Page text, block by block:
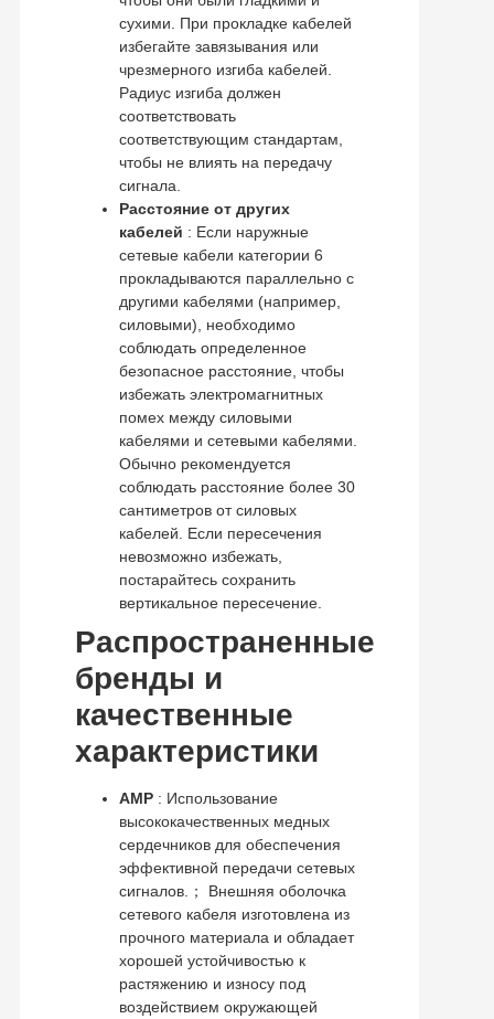
сухими. При прокладке кабелей
избегайте завязывания или
чрезмерного изгиба кабелей.
Радиус изгиба должен
соответствовать
соответствующим стандартам,
чтобы не влиять на передачу
сигнала.
Расстояние от других
кабелей : Если наружные
сетевые кабели категории 6
прокладываются параллельно с
другими кабелями (например,
силовыми), необходимо
соблюдать определенное
безопасное расстояние, чтобы
избежать электромагнитных
помех между силовыми
кабелями и сетевыми кабелями.
Обычно рекомендуется
соблюдать расстояние более 30
сантиметров от силовых
кабелей. Если пересечения
невозможно избежать,
постарайтесь сохранить
вертикальное пересечение.
Распространенные
бренды и
качественные
характеристики
AMP : Использование
высококачественных медных
сердечников для обеспечения
эффективной передачи сетевых
сигналов.； Внешняя оболочка
сетевого кабеля изготовлена ​​из
прочного материала и обладает
хорошей устойчивостью к
растяжению и износу под
воздействием окружающей